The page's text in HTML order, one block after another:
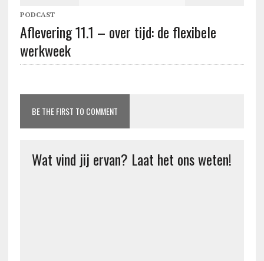
PODCAST
Aflevering 11.1 – over tijd: de flexibele
werkweek
BE THE FIRST TO COMMENT
Wat vind jij ervan? Laat het ons weten!